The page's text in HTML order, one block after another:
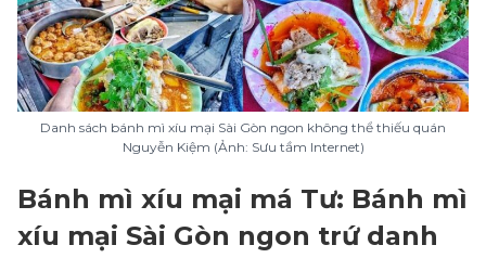
Danh sách bánh mì xíu mại Sài Gòn ngon không thể thiếu quán
Nguyễn Kiệm (Ảnh: Sưu tầm Internet)
Bánh mì xíu mại má Tư: Bánh mì
xíu mại Sài Gòn ngon trứ danh